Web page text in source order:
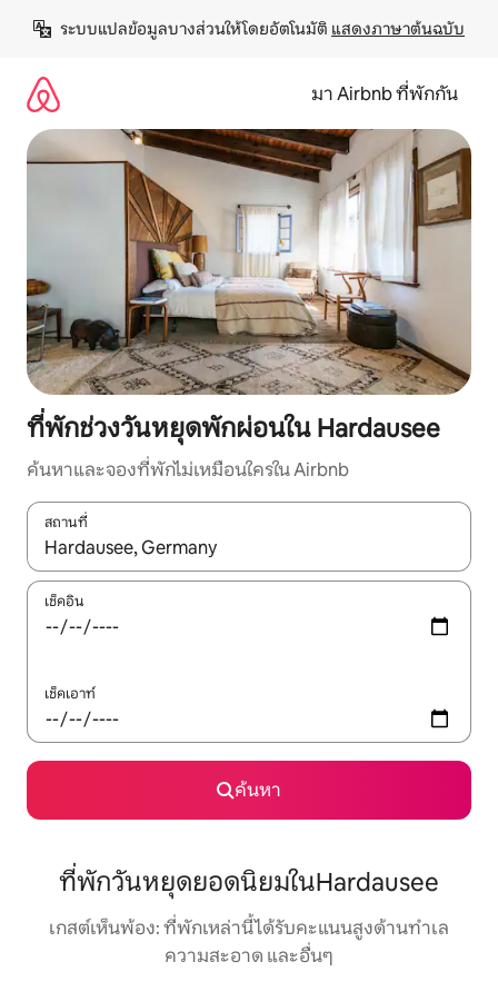
เนื้อหา
ระบบแปลข้อมูลบางส่วนให้โดยอัตโนมัติ แสดงภาษาต้นฉบับ
มา Airbnb ที่พักกัน
ที่พักช่วงวันหยุดพักผ่อนใน Hardausee
ค้นหาและจองที่พักไม่เหมือนใครใน Airbnb
สถานที่
ใช้ลูกศรขึ้นลง หรือใช้การสัมผัสหรือปัด เพื่อสำรวจผลการค้นหา
เช็คอิน
เช็คเอาท์
ค้นหา
ที่พักวันหยุดยอดนิยมในHardausee
เกสต์เห็นพ้อง: ที่พักเหล่านี้ได้รับคะแนนสูงด้านทำเล
ความสะอาด และอื่นๆ